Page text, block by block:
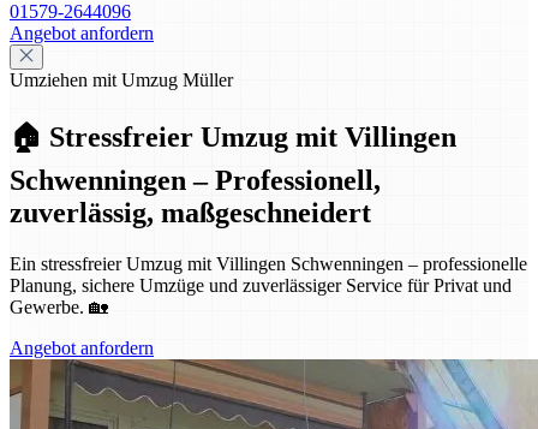
01579-2644096
Angebot anfordern
Umziehen mit Umzug Müller
🏠 Stressfreier Umzug mit Villingen
Schwenningen – Professionell,
zuverlässig, maßgeschneidert
Ein stressfreier Umzug mit Villingen Schwenningen – professionelle
Planung, sichere Umzüge und zuverlässiger Service für Privat und
Gewerbe. 🏡
Angebot anfordern